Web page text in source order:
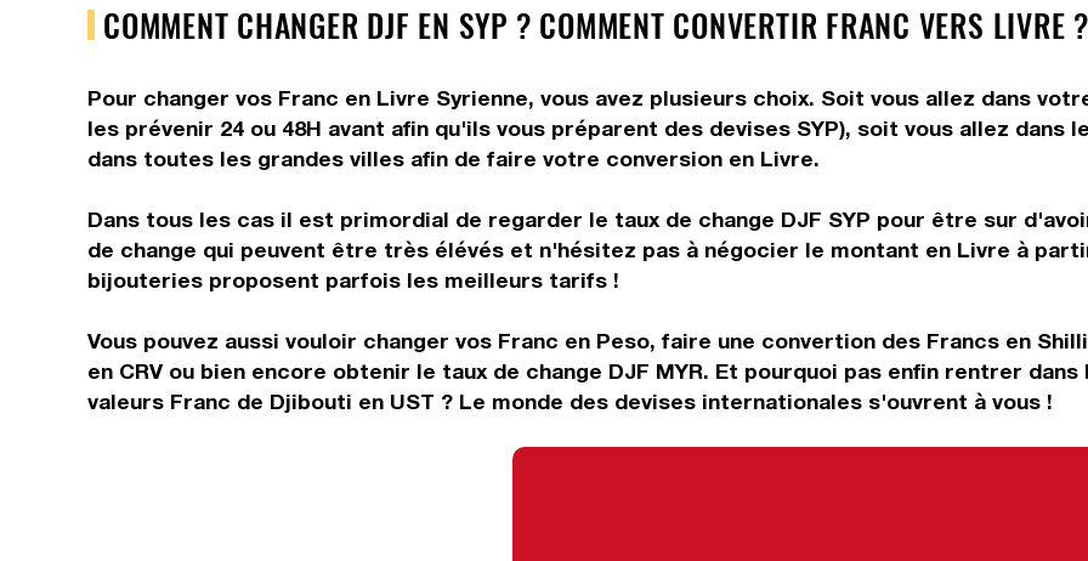
COMMENT CHANGER DJF EN SYP ? COMMENT CONVERTIR FRANC VERS LIVRE ?
Pour changer vos Franc en Livre Syrienne, vous avez plusieurs choix. Soit vous allez dans
les prévenir 24 ou 48H avant afin qu'ils vous préparent des devises SYP), soit vous allez dans
dans toutes les grandes villes afin de faire votre conversion en Livre.
Dans tous les cas il est primordial de regarder le taux de change DJF SYP pour être sur
de change qui peuvent être très élévés et n'hésitez pas à négocier le montant en Livre à
bijouteries proposent parfois les meilleurs tarifs !
Vous pouvez aussi vouloir changer vos Franc en Peso, faire une convertion des Francs en
en CRV ou bien encore obtenir le taux de change DJF MYR. Et pourquoi pas enfin rentrer
valeurs Franc de Djibouti en UST ? Le monde des devises internationales s'ouvrent à vous !